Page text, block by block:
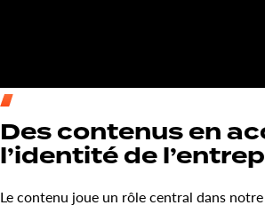
Des contenus en
l’identité de
Le contenu joue un rôle central dans